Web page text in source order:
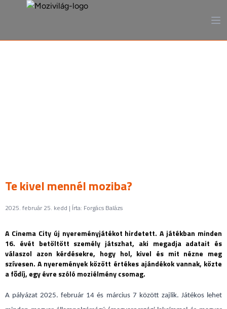
Te kivel mennél moziba?
2025. február 25. kedd | Írta: Forgács Balázs
A Cinema City új nyereményjátékot hirdetett. A játékban minden
16. évét betöltött személy játszhat, aki megadja adatait és
válaszol azon kérdésekre, hogy hol, kivel és mit nézne meg
szívesen. A nyeremények között értékes ajándékok vannak, közte
a fődíj, egy évre szóló moziélmény csomag.
A pályázat 2025. február 14 és március 7 között zajlik. Játékos lehet